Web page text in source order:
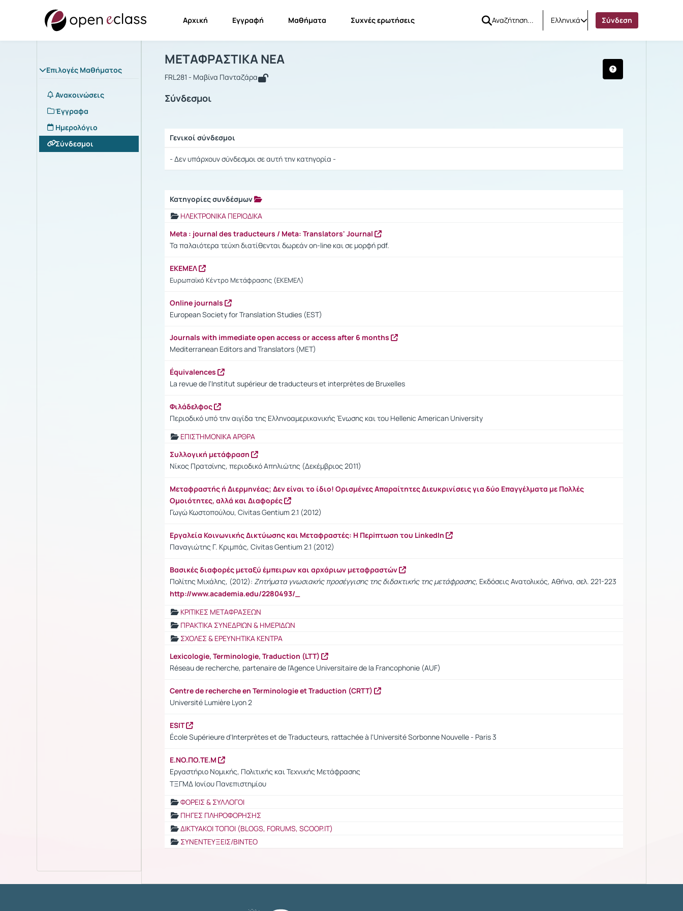
Αρχική Εγγραφή Μαθήματα Συχνές ερωτήσεις Ελληνικά Σύνδεση
Επιλογές Μαθήματος
Ανακοινώσεις
Έγγραφα
Ημερολόγιο
Σύνδεσμοι
Μάθημα : ΜΕΤΑΦΡΑΣΤΙΚΑ ΝΕΑ
ΜΕΤΑΦΡΑΣΤΙΚΑ ΝΕΑ
FRL281 - Μαβίνα Πανταζάρα
Σύνδεσμοι
Γενικοί σύνδεσμοι
- Δεν υπάρχουν σύνδεσμοι σε αυτή την κατηγορία -
Κατηγορίες συνδέσμων
ΗΛΕΚΤΡΟΝΙΚΑ ΠΕΡΙΟΔΙΚΑ
Meta : journal des traducteurs / Meta: Translators' Journal
Τα παλαιότερα τεύχη διατίθενται δωρεάν on-line και σε μορφή pdf.
ΕΚΕΜΕΛ
Ευρωπαϊκό Κέντρο Μετάφρασης (ΕΚΕΜΕΛ)
Online journals
European Society for Translation Studies (EST)
Journals with immediate open access or access after 6 months
Mediterranean Editors and Translators (MET)
Équivalences
La revue de l'Institut supérieur de traducteurs et interprètes de Bruxelles
Φιλάδελφος
Περιοδικό υπό την αιγίδα της Ελληνοαμερικανικής Ένωσης και του Hellenic American University
ΕΠΙΣΤΗΜΟΝΙΚΑ ΑΡΘΡΑ
Συλλογική μετάφραση
Νίκος Πρατσίνης, περιοδικό Απηλιώτης (Δεκέμβριος 2011)
Μεταφραστής ή Διερμηνέας; Δεν είναι το ίδιο! Ορισμένες Απαραίτητες Διευκρινίσεις για δύο Επαγγέλματα με Πολλές
Ομοιότητες, αλλά και Διαφορές
Γωγώ Κωστοπούλου, Civitas Gentium 2.1 (2012)
Εργαλεία Κοινωνικής Δικτύωσης και Μεταφραστές: Η Περiπτωση του LinkedIn
Παναγιώτης Γ. Κριμπάς, Civitas Gentium 2.1 (2012)
Βασικές διαφορές μεταξύ έμπειρων και αρχάριων μεταφραστών
Πολίτης Μιχάλης, (2012): Ζητήματα γνωσιακής προσέγγισης της διδακτικής της μετάφρασης, Εκδόσεις Ανατολικός, Αθήνα, σελ. 221-223
http://www.academia.edu/2280493/_
ΚΡΙΤΙΚΕΣ ΜΕΤΑΦΡΑΣΕΩΝ
ΠΡΑΚΤΙΚΑ ΣΥΝΕΔΡΙΩΝ & ΗΜΕΡΙΔΩΝ
ΣΧΟΛΕΣ & ΕΡΕΥΝΗΤΙΚΑ ΚΕΝΤΡΑ
Lexicologie, Terminologie, Traduction (LTT)
Réseau de recherche, partenaire de l'Agence Universitaire de la Francophonie (AUF)
Centre de recherche en Terminologie et Traduction (CRTT)
Université Lumière Lyon 2
ESIT
École Supérieure d'Interprètes et de Traducteurs, rattachée à l'Université Sorbonne Nouvelle - Paris 3
Ε.ΝΟ.ΠΟ.ΤΕ.Μ
Εργαστήριο Νομικής, Πολιτικής και Τεχνικής Μετάφρασης
ΤΞΓΜΔ Ιονίου Πανεπιστημίου
ΦΟΡΕΙΣ & ΣΥΛΛΟΓΟΙ
ΠΗΓΕΣ ΠΛΗΡΟΦΟΡΗΣΗΣ
ΔΙΚΤΥΑΚΟΙ ΤΟΠΟΙ (BLOGS, FORUMS, SCOOP.IT)
ΣΥΝΕΝΤΕΥΞΕΙΣ/ΒΙΝΤΕΟ